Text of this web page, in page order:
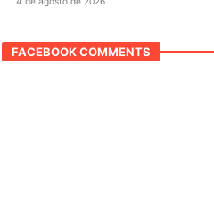
FACEBOOK COMMENTS